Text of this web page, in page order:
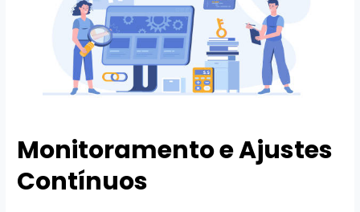
Monitoramento e Ajustes
Contínuos